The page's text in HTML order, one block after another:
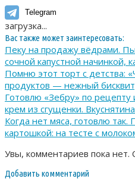
Telegram
загрузка...
Вас также может заинтересовать:
Пеку на продажу вёдрами.
сочной капустной начинкой,
Помню этот торт с детства:
продуктов — нежный
Готовлю «Зебру» по
крем из сгущенки.
Когда нет мяса, готовлю так.
картошкой: на тесте с
Увы, комментариев пока нет.
Добавить комментарий